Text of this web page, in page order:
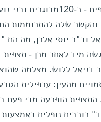
התקיים באחרונה במכתש הגדול, ומשך מספר גדול של
שלה להתרוממות
וד"ר יוסי אלרן, מה הם
מיד לאחר מכן - תצפית
דניאל ללוש. מצלמה
מהעין: ערפילית
הופרעה מדי פעם
כוכבים נופלים